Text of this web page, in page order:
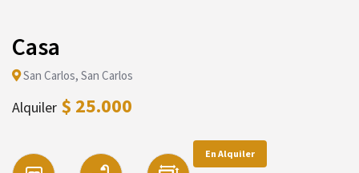
Casa
San Carlos, San Carlos
Alquiler $ 25.000
En Alquiler